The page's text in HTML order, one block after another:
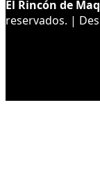
El Rincón de
reservados. |